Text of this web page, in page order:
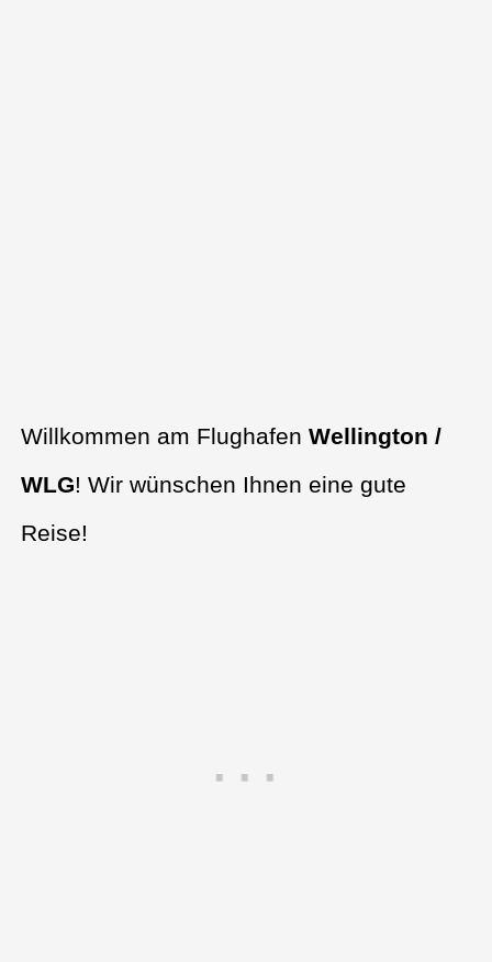
Willkommen am FlughafenWellington /
WLG! Wir wünschen Ihnen eine gute
Reise!